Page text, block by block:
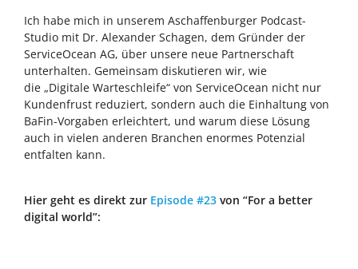
Ich habe mich in unserem Aschaffenburger Podcast-
Studio mit Dr. Alexander Schagen, dem Gründer der
ServiceOcean AG, über unsere neue Partnerschaft
unterhalten. Gemeinsam diskutieren wir, wie
die „Digitale Warteschleife“ von ServiceOcean nicht nur
Kundenfrust reduziert, sondern auch die Einhaltung von
BaFin-Vorgaben erleichtert, und warum diese Lösung
auch in vielen anderen Branchen enormes Potenzial
entfalten kann.
Hier geht es direkt zur Episode #23 von “For a better
digital world”: